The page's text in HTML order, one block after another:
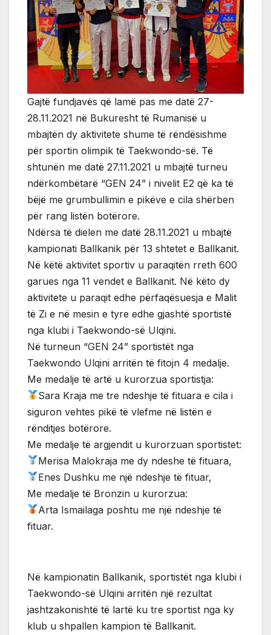
Gajtë fundjavës që lamë pas me datë 27-
28.11.2021 në Bukuresht të Rumanisë u
mbajtën dy aktivitete shume të rëndësishme
për sportin olimpik të Taekwondo-së. Të
shtunën me datë 27.11.2021 u mbajtë turneu
ndërkombëtarë “GEN 24” i nivelit E2 që ka të
bëjë me grumbullimin e pikëve e cila shërben
për rang listën botërore.
Ndërsa të dielen me datë 28.11.2021 u mbajtë
kampionati Ballkanik për 13 shtetet e Ballkanit.
Në këtë aktivitet sportiv u paraqitën rreth 600
garues nga 11 vendet e Ballkanit. Në këto dy
aktivitete u paraqit edhe përfaqësuesja e Malit
të Zi e në mesin e tyre edhe gjashtë sportistë
nga klubi i Taekwondo-së Ulqini.
Në turneun “GEN 24” sportistët nga
Taekwondo Ulqini arritën të fitojn 4 medalje.
Me medalje të artë u kurorzua sportistja:
Sara Kraja me tre ndeshje të fituara e cila i
siguron vehtes pikë të vlefme në listën e
rënditjes botërore.
Me medalje të argjendit u kurorzuan sportistet:
Merisa Malokraja me dy ndeshe të fituara,
Enes Dushku me një ndeshje të fituar,
Me medalje të Bronzin u kurorzua:
Arta Ismailaga poshtu me një ndeshje të
fituar.
Në kampionatin Ballkanik, sportistët nga klubi i
Taekwondo-së Ulqini arritën një rezultat
jashtzakonishtë të lartë ku tre sportist nga ky
klub u shpallen kampion të Ballkanit.